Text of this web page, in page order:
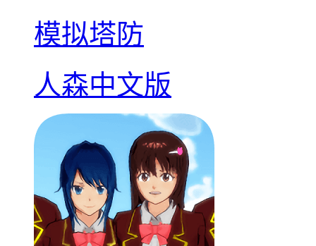
模拟塔防
人森中文版